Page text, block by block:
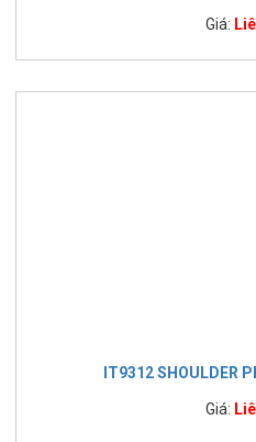
Giá:
IT9312 SHOULDER
Giá: